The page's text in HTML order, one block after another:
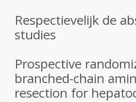
Respectievelijk de
studies
Prospective
branched-chain
resection for